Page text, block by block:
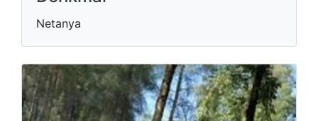
Netanya